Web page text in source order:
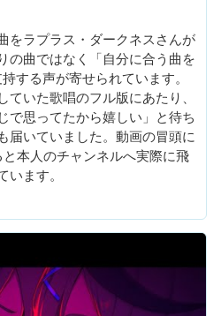
をラプラス・ダークネスさんが
の曲ではなく「自分に合う曲を
する声が寄せられています。
ていた歌唱のフル版にあたり、
で思ってたから嬉しい」と待ち
届いていました。動画の冒頭に
本人のチャンネルへ実際に飛
います。